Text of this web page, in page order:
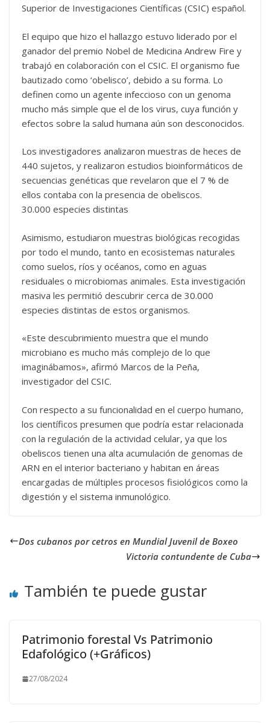
Superior de Investigaciones Científicas (CSIC) español.
El equipo que hizo el hallazgo estuvo liderado por el
ganador del premio Nobel de Medicina Andrew Fire y
trabajó en colaboración con el CSIC. El organismo fue
bautizado como ‘obelisco’, debido a su forma. Lo
definen como un agente infeccioso con un genoma
mucho más simple que el de los virus, cuya función y
efectos sobre la salud humana aún son desconocidos.
Los investigadores analizaron muestras de heces de
440 sujetos, y realizaron estudios bioinformáticos de
secuencias genéticas que revelaron que el 7 % de
ellos contaba con la presencia de obeliscos.
30.000 especies distintas
Asimismo, estudiaron muestras biológicas recogidas
por todo el mundo, tanto en ecosistemas naturales
como suelos, ríos y océanos, como en aguas
residuales o microbiomas animales. Esta investigación
masiva les permitió descubrir cerca de 30.000
especies distintas de estos organismos.
«Este descubrimiento muestra que el mundo
microbiano es mucho más complejo de lo que
imaginábamos», afirmó Marcos de la Peña,
investigador del CSIC.
Con respecto a su funcionalidad en el cuerpo humano,
los científicos presumen que podría estar relacionada
con la regulación de la actividad celular, ya que los
obeliscos tienen una alta acumulación de genomas de
ARN en el interior bacteriano y habitan en áreas
encargadas de múltiples procesos fisiológicos como la
digestión y el sistema inmunológico.
Dos cubanos por cetros en Mundial Juvenil de Boxeo
Victoria contundente de Cuba
También te puede gustar
Patrimonio forestal Vs Patrimonio
Edafológico (+Gráficos)
27/08/2024